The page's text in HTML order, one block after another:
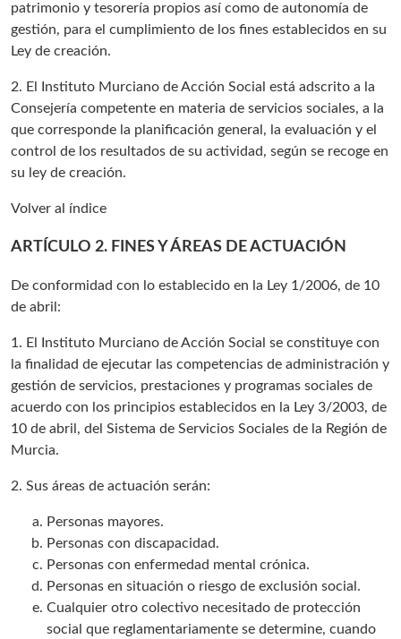
patrimonio y tesorería propios así como de autonomía de
gestión, para el cumplimiento de los fines establecidos en su
Ley de creación.
2. El Instituto Murciano de Acción Social está adscrito a la
Consejería competente en materia de servicios sociales, a la
que corresponde la planificación general, la evaluación y el
control de los resultados de su actividad, según se recoge en
su ley de creación.
Volver al índice
ARTÍCULO 2. FINES Y ÁREAS DE ACTUACIÓN
De conformidad con lo establecido en la Ley 1/2006, de 10
de abril:
1. El Instituto Murciano de Acción Social se constituye con
la finalidad de ejecutar las competencias de administración y
gestión de servicios, prestaciones y programas sociales de
acuerdo con los principios establecidos en la Ley 3/2003, de
10 de abril, del Sistema de Servicios Sociales de la Región de
Murcia.
2. Sus áreas de actuación serán:
Personas mayores.
Personas con discapacidad.
Personas con enfermedad mental crónica.
Personas en situación o riesgo de exclusión social.
Cualquier otro colectivo necesitado de protección
social que reglamentariamente se determine, cuando